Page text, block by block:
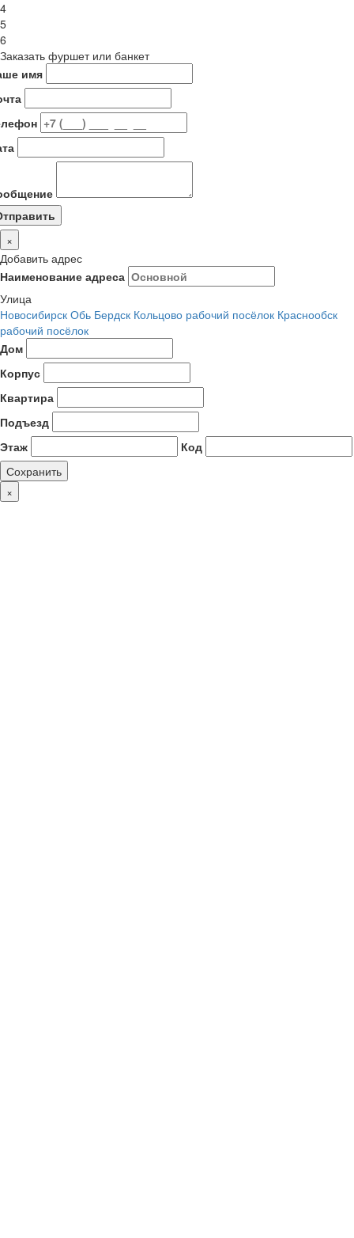
4
5
6
Заказать фуршет или банкет
имя
×
Добавить адрес
Наименование адреса
Улица
Новосибирск Обь Бердск Кольцово рабочий посёлок Краснообск
рабочий посёлок
Дом
Корпус
Квартира
Подъезд
Этаж
Код
Сохранить
×